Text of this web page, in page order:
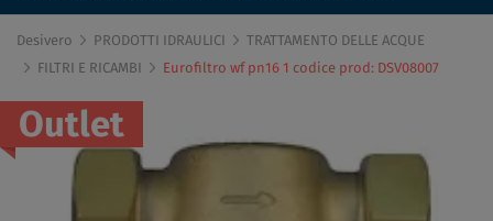
Desivero PRODOTTI IDRAULICI
TRATTAMENTO DELLE ACQUE
FILTRI E RICAMBI
Eurofiltro wf pn16 1 codice prod: DSV08007
Outlet